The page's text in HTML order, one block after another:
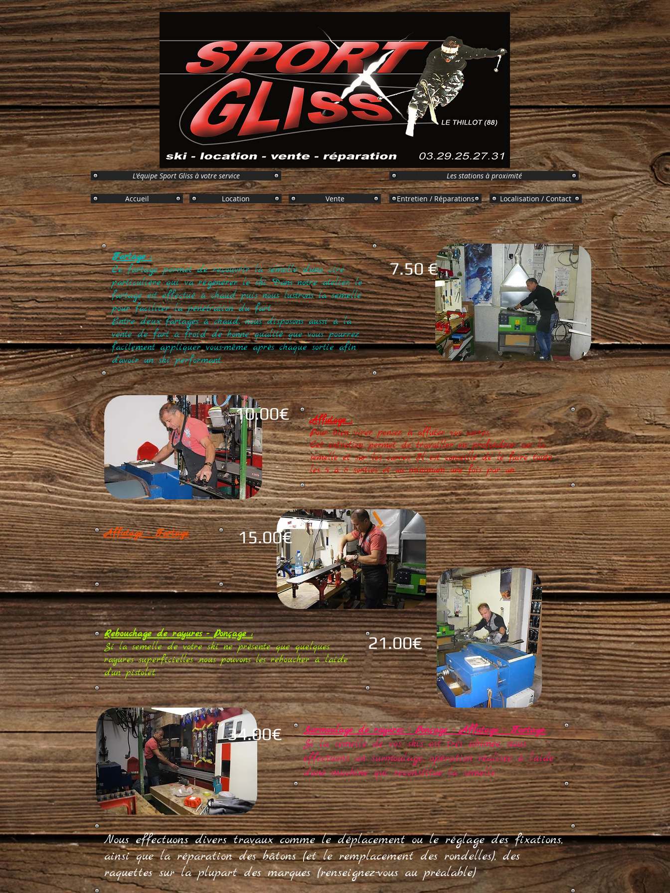
L'équipe Sport Gliss à votre service
Accueil Location Vente
Les stations à proximité
Entretien / Réparations Localisation / Contact
Fartage :
Le fartage permet de recouvrir la semelle d’une cire
particulière qui va régénérer le ski. Dans notre atelier, le
fartage est effectué à chaud puis nous lustrons la semelle
pour faciliter la pénétration du fart.
Entre deux fartages à chaud, nous disposons aussi à la
vente de fart à froid de bonne qualité que vous pourrez
facilement appliquer vous-même après chaque sortie afin
d'avoir un ski performant.
7.50 €
10.00€
Affutage :
Pour bien virer, pensez à affuter vos carres.
Cet entretien permet de travailler en profondeur sur la
semelle et sur les carres. Il est conseillé de le faire toute
les 5 à 6 sorties et au minimum une fois par an.
Affutage - Fartage 15.00€
Rebouchage de rayures - Ponçage :
Si la semelle de votre ski ne présente que quelques
rayures superficielles ,nous pouvons les reboucher à l'aide
d'un pistolet.
21.00€
34.00€ Surmoulage de rayures - Ponçage - Affutage - Fartage:
Si la semelle de vos skis est très abimée, nous
effectuons un surmoulage, opération réalisée à l'aide
d'une machine qui reconstitue la semelle.
Nous effectuons divers travaux comme le déplacement ou le réglage des fixations,
ainsi que la réparation des bâtons (et le remplacement des rondelles), des
raquettes sur la plupart des marques (renseignez-vous au préalable)